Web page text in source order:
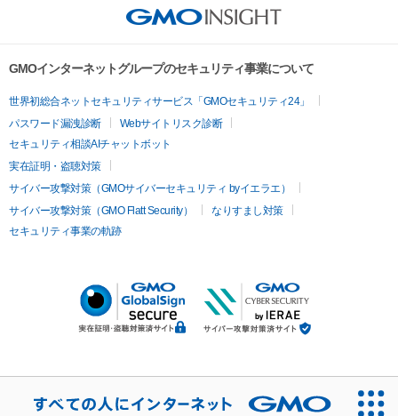
GMOインターネットグループのセキュリティ事業について
世界初総合ネットセキュリティサービス「GMOセキュリティ24」
パスワード漏洩診断
Webサイトリスク診断
セキュリティ相談AIチャットボット
実在証明・盗聴対策
サイバー攻撃対策（GMOサイバーセキュリティ byイエラエ）
サイバー攻撃対策（GMO Flatt Security）
なりすまし対策
セキュリティ事業の軌跡